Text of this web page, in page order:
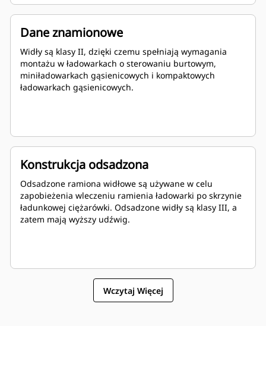
Dane znamionowe
Widły są klasy II, dzięki czemu spełniają wymagania
montażu w ładowarkach o sterowaniu burtowym,
miniładowarkach gąsienicowych i kompaktowych
ładowarkach gąsienicowych.
Konstrukcja odsadzona
Odsadzone ramiona widłowe są używane w celu
zapobieżenia wleczeniu ramienia ładowarki po skrzynie
ładunkowej ciężarówki. Odsadzone widły są klasy III, a
zatem mają wyższy udźwig.
Wczytaj Więcej